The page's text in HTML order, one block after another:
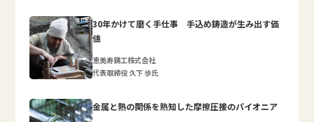
30年かけて磨く手仕事 手込め鋳造が生み出す価
値
恵美寿鋳工株式会社
代表取締役 久下 歩氏
金属と熱の関係を熟知した摩擦圧接のパイオニア